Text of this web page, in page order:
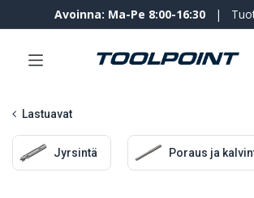
Avoinna: Ma-Pe 8:00-16:30 |
Lastuavat
Jyrsintä Poraus ja